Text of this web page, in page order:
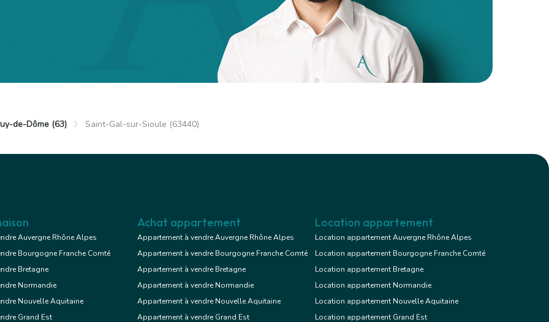
de-Dôme (63) Saint-Gal-sur-Sioule (63440)
Auvergne Rhône Alpes
Bourgogne Franche Comté
Bretagne
Normandie
Nouvelle Aquitaine
Grand Est
Achat appartement
Appartement à vendre Auvergne Rhône Alpes
Appartement à vendre Bourgogne Franche Comté
Appartement à vendre Bretagne
Appartement à vendre Normandie
Appartement à vendre Nouvelle Aquitaine
Appartement à vendre Grand Est
Location appartement
Location appartement Auvergne Rhône Alpes
Location appartement Bourgogne Franche Comté
Location appartement Bretagne
Location appartement Normandie
Location appartement Nouvelle Aquitaine
Location appartement Grand Est